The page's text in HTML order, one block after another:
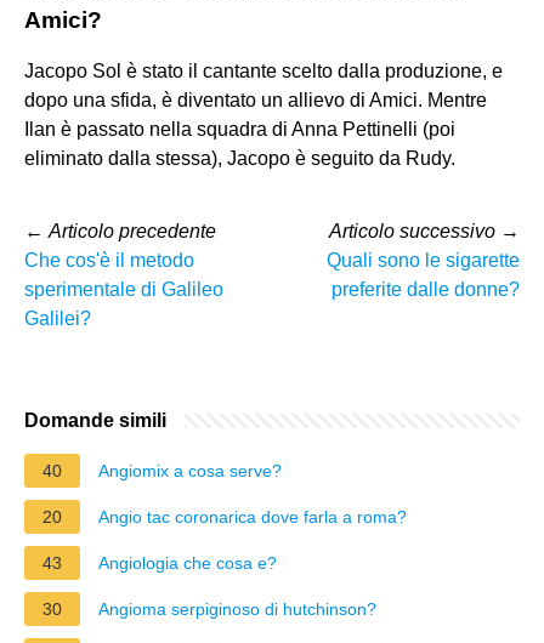
Amici?
Jacopo Sol è stato il cantante scelto dalla produzione, e
dopo una sfida, è diventato un allievo di Amici. Mentre
Ilan è passato nella squadra di Anna Pettinelli (poi
eliminato dalla stessa), Jacopo è seguito da Rudy.
← Articolo precedente
Che cos'è il metodo
sperimentale di Galileo
Galilei?
Articolo successivo →
Quali sono le sigarette
preferite dalle donne?
Domande simili
40 Angiomix a cosa serve?
20 Angio tac coronarica dove farla a roma?
43 Angiologia che cosa e?
30 Angioma serpiginoso di hutchinson?